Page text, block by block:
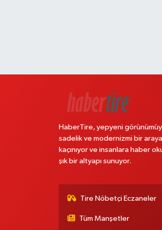
HaberTire, yepyeni
sadelik ve modernizmi bir
kaçınıyor ve insanlara haber
şık bir altyapı sunuyor.
Tire Nöbetçi Eczaneler
Tüm Manşetler